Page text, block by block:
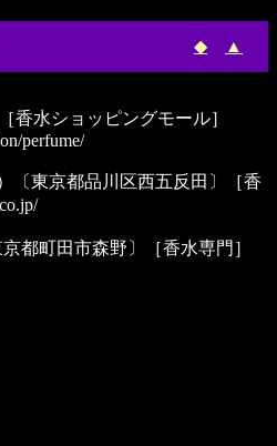
◆ ▲
香水ショッピングモール］
perfume/
〔東京都品川区西五反田〕［香
京都町田市森野〕［香水専門］